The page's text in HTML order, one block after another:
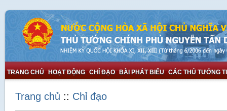
TRANG CHỦ HOẠT ĐỘNG CHỈ ĐẠO BÀI PHÁT BIỂU CÁC THỦ TƯỚNG
Trang chủ :: Chỉ đạo